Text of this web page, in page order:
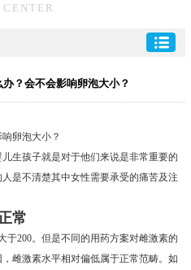
CENTER
？会不会影响卵泡大小？
卵泡大小？
生孩子就是对于他们来说是非常重要的
是不清楚其中女性需要承受的痛苦及注
常
于200。但是不同的用药方案对雌激素的
雌激素水平相对偏低属于正常范畴。如